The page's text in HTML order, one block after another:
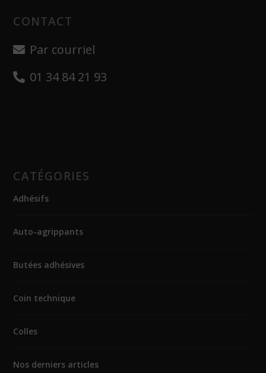
CONTACT
Par courriel
01 34 84 21 93
CATÉGORIES
Adhésifs
Auto-agrippants
Butées adhésives
Coin technique
Colles
Nos derniers articles